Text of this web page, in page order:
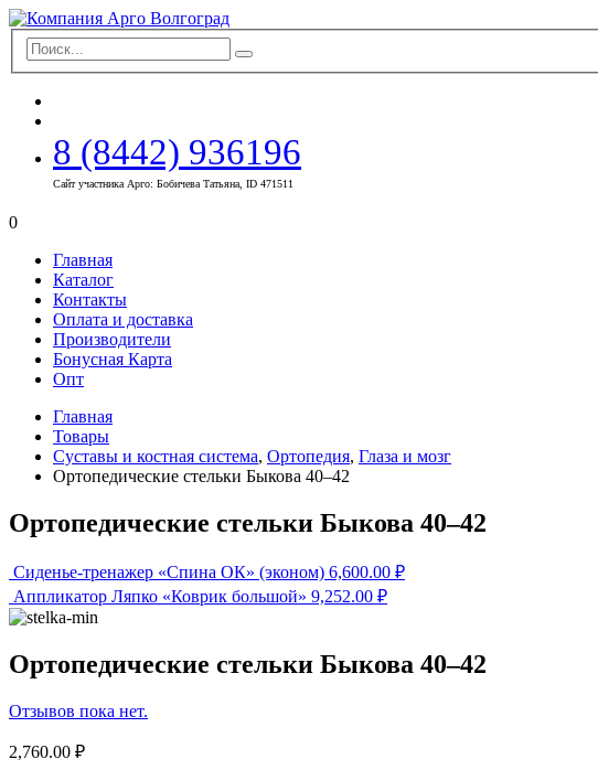
8 (8442) 936196
Сайт участника Арго: Бобичева Татьяна, ID 471511
0
Главная
Каталог
Контакты
Оплата и доставка
Производители
Бонусная Карта
Опт
Главная
Товары
Суставы и костная система, Ортопедия, Глаза и мозг
Ортопедические стельки Быкова 40–42
Ортопедические стельки Быкова 40–42
Cиденье-тренажер «Спина ОК» (эконом) 6,600.00 ₽
Аппликатор Ляпко «Коврик большой» 9,252.00 ₽
Ортопедические стельки Быкова 40–42
Отзывов пока нет.
2,760.00 ₽